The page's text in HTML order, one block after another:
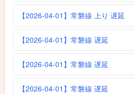
【2026-04-01】常磐線 上り 遅延
【2026-04-01】常磐線 遅延
【2026-04-01】常磐線 遅延
【2026-04-01】常磐線 遅延